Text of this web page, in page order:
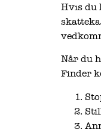
Hvis du
Når du
Finder